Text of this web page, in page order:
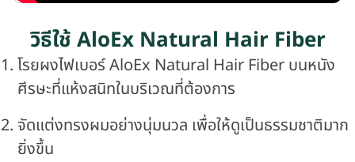
วิธีใช้ AloEx Natural Hair Fiber
โรยผงไฟเบอร์ AloEx Natural Hair Fiber บนหนัง
ศีรษะที่แห้งสนิทในบริเวณที่ต้องการ
จัดแต่งทรงผมอย่างนุ่มนวล เพื่อให้ดูเป็นธรรมชาติมาก
ยิ่งขึ้น